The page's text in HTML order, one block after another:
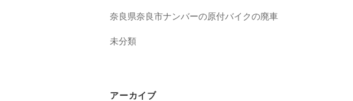
奈良県奈良市ナンバーの原付バイクの廃車
未分類
アーカイブ